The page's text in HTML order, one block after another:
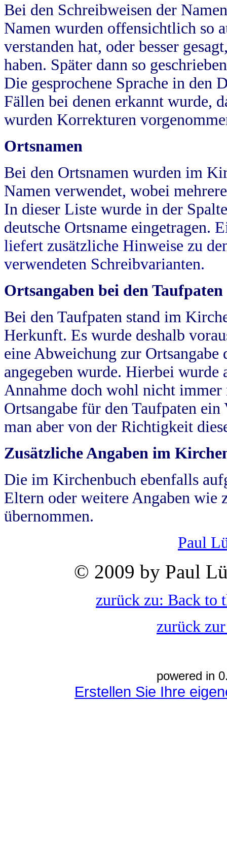
Bei den Schreibweisen der
Namen wurden offensichtlich so
verstanden hat, oder besser
haben. Später dann so
Die gesprochene Sprache in
Fällen bei denen erkannt wurde,
wurden Korrekturen
Ortsnamen
Bei den Ortsnamen wurden im
Namen verwendet, wobei
In dieser Liste wurde in der
deutsche Ortsname eingetragen.
liefert zusätzliche Hinweise zu
verwendeten Schreibvarianten.
Ortsangaben bei den Taufpaten
Bei den Taufpaten stand im
Herkunft. Es wurde deshalb
eine Abweichung zur
angegeben wurde. Hierbei wurde
Annahme doch wohl nicht
Ortsangabe für den Taufpaten
man aber von der Richtigkeit
Zusätzliche Angaben im
Die im Kirchenbuch ebenfalls
Eltern oder weitere Angaben wie
übernommen.
Paul
© 2009 by Paul
zurück zu: Back to
zurück
powered in
Erstellen Sie Ihre